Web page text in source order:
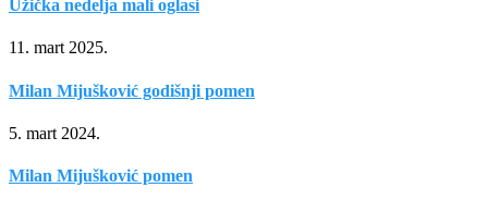
Užička nedelja mali oglasi
11. mart 2025.
Milan Mijušković godišnji pomen
5. mart 2024.
Milan Mijušković pomen